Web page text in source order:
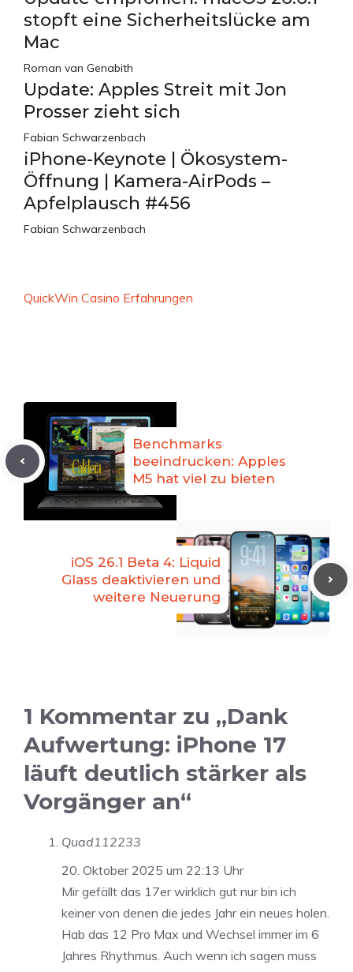
stopft eine Sicherheitslücke am
Mac
Roman van Genabith
Update: Apples Streit mit Jon
Prosser zieht sich
Fabian Schwarzenbach
iPhone-Keynote | Ökosystem-
Öffnung | Kamera-AirPods –
Apfelplausch #456
Fabian Schwarzenbach
QuickWin Casino Erfahrungen
Benchmarks
beeindrucken: Apples
M5 hat viel zu bieten
iOS 26.1 Beta 4: Liquid
Glass deaktivieren und
weitere Neuerung
1 Kommentar zu „Dank
Aufwertung: iPhone 17
läuft deutlich stärker als
Vorgänger an“
Quad112233
20. Oktober 2025 um 22:13 Uhr
Mir gefällt das 17er wirklich gut nur bin ich
keiner von denen die jedes Jahr ein neues holen.
Hab das 12 Pro Max und Wechsel immer im 6
Jahres Rhythmus. Auch wenn ich sagen muss